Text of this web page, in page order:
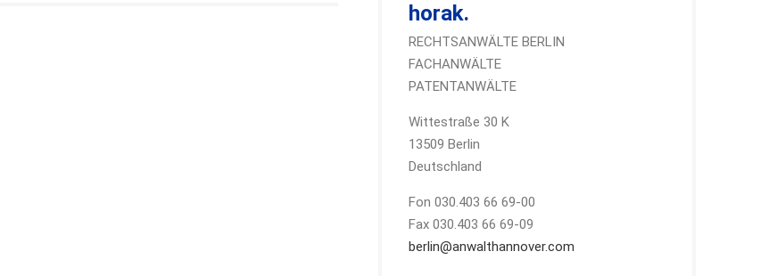
horak.
RECHTSANWÄLTE BERLIN
FACHANWÄLTE
PATENTANWÄLTE
Wittestraße 30 K
13509 Berlin
Deutschland
Fon 030.403 66 69-00
Fax 030.403 66 69-09
berlin@anwalthannover.com